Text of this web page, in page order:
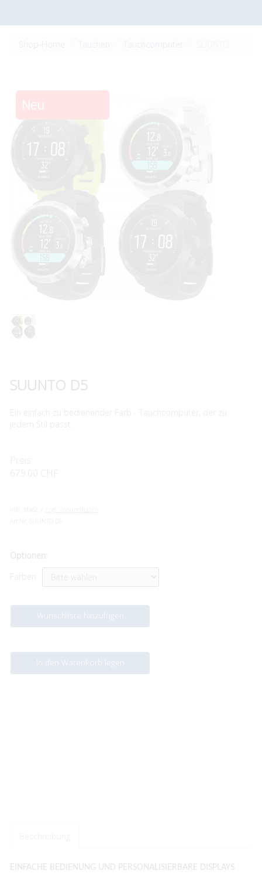
Neu
SUUNTO D5
Ein einfach zu bedienender Farb - Tauchcomputer, der zu
jedem Stil passt.
Preis:
679.00 CHF
zzgl. Versandkosten
Optionen:
EINFACHE BEDIENUNG UND PERSONALISIERBARE DISPLAYS